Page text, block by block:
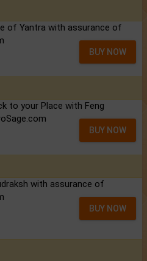
of Yantra with assurance of
BUY NOW
to your Place with Feng
BUY NOW
with assurance of
BUY NOW